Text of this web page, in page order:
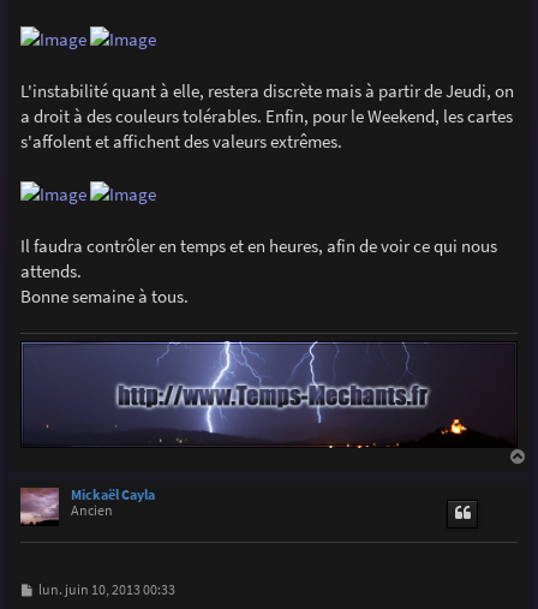
L'instabilité quant à elle, restera discrète mais à partir de Jeudi, on
a droit à des couleurs tolérables. Enfin, pour le Weekend, les cartes
s'affolent et affichent des valeurs extrêmes.
Il faudra contrôler en temps et en heures, afin de voir ce qui nous
attends.
Bonne semaine à tous.
Mickaël Cayla
Ancien
Mlun. juin 10, 2013 00:33